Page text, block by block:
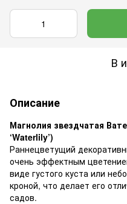
В
Описание
Магнолия звездчатая
‘Waterlily’)
Раннецветущий
очень эффектным
виде густого куста или
кроной, что делает его
садов.